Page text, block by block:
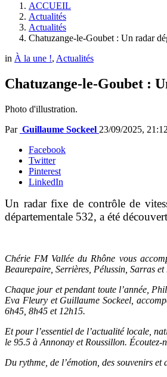
ACCUEIL
Actualités
Actualités
Chatuzange-le-Goubet : Un radar
in À la une !, Actualités
Chatuzange-le-Goubet :
Photo d'illustration.
Par Guillaume Sockeel 23/09/2025, 21:12
Facebook
Twitter
Pinterest
LinkedIn
Un radar fixe de contrôle de
départementale 532, a été
Chérie FM Vallée du Rhône vous
Beaurepaire, Serrières, Pélussin, Sarras
Chaque jour et pendant toute l’année,
Eva Fleury et Guillaume Sockeel,
6h45, 8h45 et 12h15.
Et pour l’essentiel de l’actualité locale,
le 95.5 à Annonay et Roussillon.
Du rythme, de l’émotion, des souvenirs